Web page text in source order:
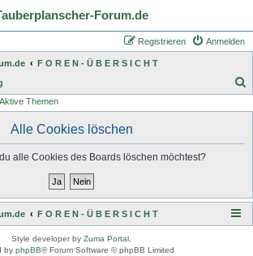
Forum.de
Anmelden
Registrieren
F O R E N - Ü B E R S I C H T
Aktive Themen
Alle Cookies löschen
alle Cookies des Boards löschen möchtest?
F O R E N - Ü B E R S I C H T
Style developer by Zuma Portal
by phpBB® Forum Software © phpBB Limited